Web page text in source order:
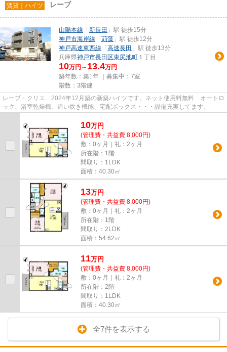
賃貸｜ハイツ レーブ
山陽本線 「 新長田 」駅 徒歩15分
神戸市海岸線 「 苅藻 」駅 徒歩12分
神戸高速東西線 「 高速長田 」駅 徒歩13分
兵庫県神戸市長田区東尻池町 １丁目
10万円～ 13.4万円
築年数：築1年 ｜募集中： 7室
階数：3階建
レーブ・クリエ 2024年12月築の新築ハイツです。ネット使用料無料 オートロ
ック、浴室乾燥機、追い炊き機能、宅配ボックス・・・設備充実してます。
10万円
(管理費・共益費 8,000円)
敷：0ヶ月｜礼：2ヶ月
所在階：1階
間取り：1LDK
面積：40.30㎡
13万円
(管理費・共益費 8,000円)
敷：0ヶ月｜礼：2ヶ月
所在階：1階
間取り：2LDK
面積：54.62㎡
11万円
(管理費・共益費 8,000円)
敷：0ヶ月｜礼：2ヶ月
所在階：2階
間取り：1LDK
面積：40.30㎡
全7件を表示する